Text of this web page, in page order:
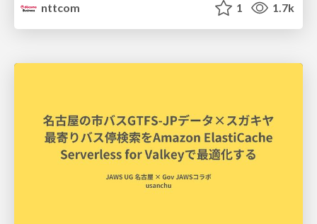
nttcom
1 1.7k